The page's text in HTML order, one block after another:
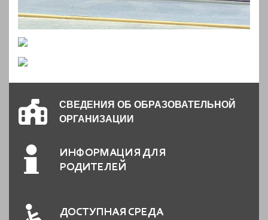
СВЕДЕНИЯ ОБ ОБРАЗОВАТЕЛЬНОЙ
ОРГАНИЗАЦИИ
ИНФОРМАЦИЯ ДЛЯ
РОДИТЕЛЕЙ
ДОСТУПНАЯ СРЕДА